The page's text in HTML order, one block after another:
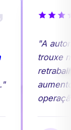
"A
trouxe